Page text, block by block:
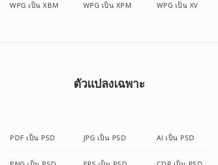
WPG เป็น XBM WPG เป็น XPM WPG เป็น XV
ตัวแปลงเฉพาะ
PDF เป็น PSD JPG เป็น PSD AI เป็น PSD